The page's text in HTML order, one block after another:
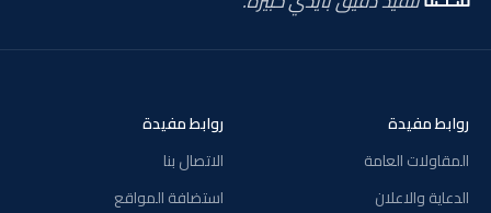
روابط مفيدة
المقاولات العامة
الدعاية والاعلان
روابط مفيدة
الاتصال بنا
استضافة المواقع